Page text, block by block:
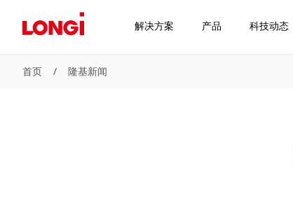
解决方案 产品 科技动态
首页 / 隆基新闻